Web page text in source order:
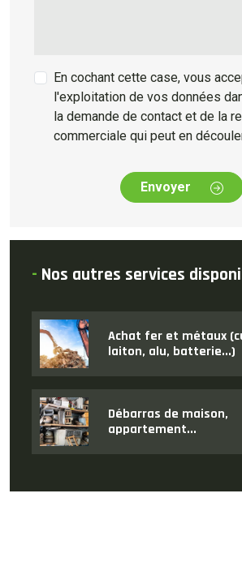
En cochant cette case, vous
l'exploitation de vos données
la demande de contact et de la
commerciale qui peut en
Envoyer
- Nos autres services
Achat fer et métaux
laiton, alu, batterie...)
Débarras de maison,
appartement...